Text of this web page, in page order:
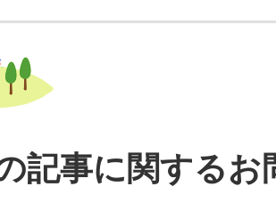
記事に関するお